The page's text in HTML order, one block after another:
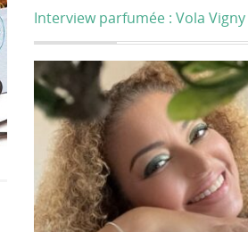
Interview parfumée : Vola Vigny